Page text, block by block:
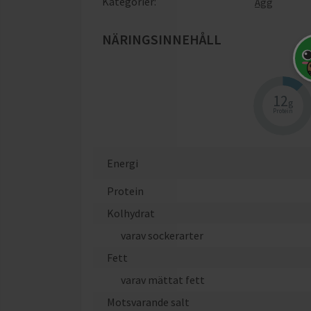
NÄRINGSINNEHÅLL
12g
Protein
Energi
Protein
Kolhydrat
varav sockerarter
Fett
varav mättat fett
Motsvarande salt